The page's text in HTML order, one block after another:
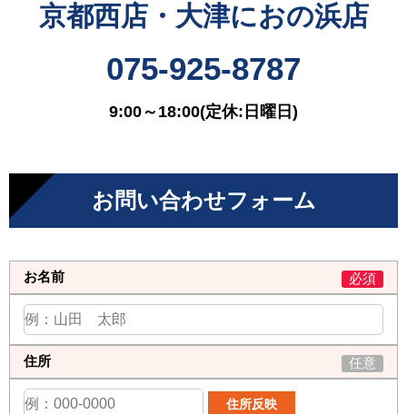
京都西店・大津におの浜店
075-925-8787
9:00～18:00(定休:日曜日)
お問い合わせフォーム
お名前 必須
住所 任意